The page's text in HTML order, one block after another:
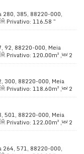
ginástica,
no conforto e
para
única e agradável.
este imóvel
condomínio
e serviços.
280, 385, 88220-000,
Privativo: 116.58 ~
.41m², 2 Vaga(s),
Útil:
92, 88220-000, Meia
Privativo: 120.00m² ,
2
m² , 2Vaga(s) ,
Útil:
300, 88220-000, Meia
Privativo: 118.60m² ,
2
m² , 2Vaga(s) ,
500m
501, 88220-000, Meia
Privativo: 122.00m² ,
2
m² , 3Vaga(s) ,
Útil:
264, 571, 88220-000,